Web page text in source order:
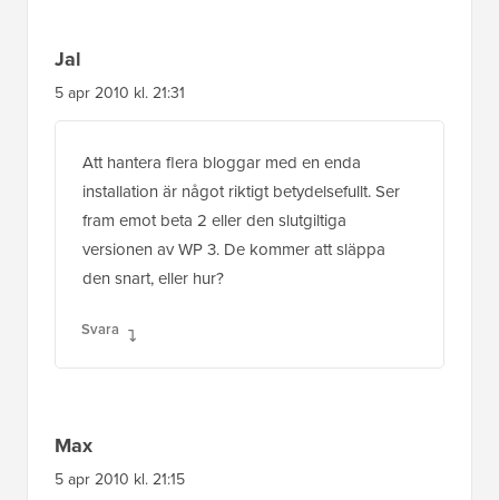
Jal
5 apr 2010 kl. 21:31
Att hantera flera bloggar med en enda
installation är något riktigt betydelsefullt. Ser
fram emot beta 2 eller den slutgiltiga
versionen av WP 3. De kommer att släppa
den snart, eller hur?
Svara
Max
5 apr 2010 kl. 21:15